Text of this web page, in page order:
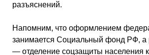
разъяснений.
Напомним, что оформлением
занимается Социальный фонд РФ, а
— отделение соцзащиты населения